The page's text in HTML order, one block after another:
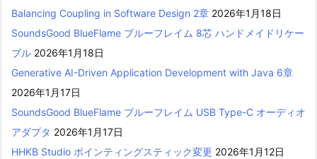
Balancing Coupling in Software Design 2章 2026年1月18日
SoundsGood BlueFlame ブルーフレイム 8芯 ハンドメイドリケー
ブル 2026年1月18日
Generative AI-Driven Application Development with Java 6章
2026年1月17日
SoundsGood BlueFlame ブルーフレイム USB Type-C オーディオ
アダプタ 2026年1月17日
HHKB Studio ポインティングスティック変更 2026年1月12日